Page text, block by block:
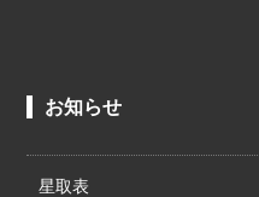
お知らせ
星取表